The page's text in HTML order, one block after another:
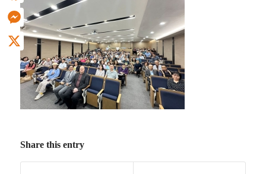
Share this entry
Facebook
Messenger